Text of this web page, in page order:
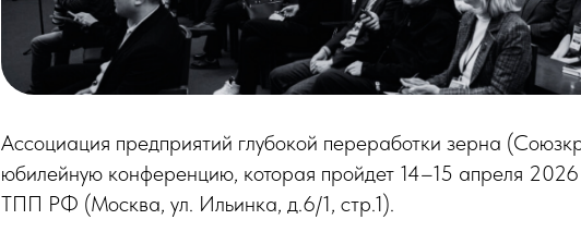
Ассоциация предприятий глубокой переработки зерна
юбилейную конференцию, которая пройдет 14–15 апреля
ТПП РФ (Москва, ул. Ильинка, д.6/1, стр.1).